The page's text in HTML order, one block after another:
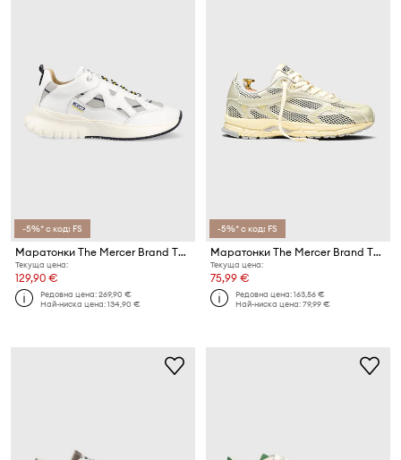
-5%* с код: FS
Маратонки The Mercer Brand The Jupiter
Текуща цена:
129,90 €
Редовна цена:269,90 €
Най-ниска цена:134,90 €
-5%* с код: FS
Маратонки The Mercer Brand The Re-Run Champagne
Текуща цена:
75,99 €
Редовна цена:163,56 €
Най-ниска цена:79,99 €